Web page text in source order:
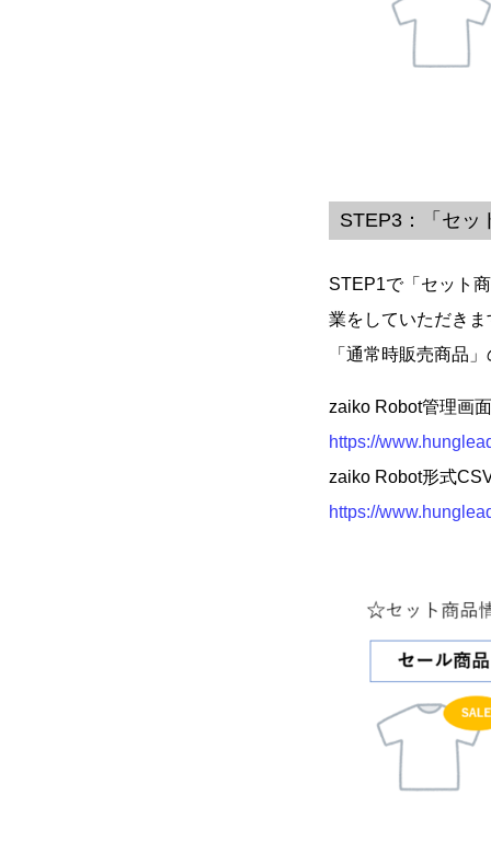
STEP3：「セッ
STEP1で「セット
業をしていただきま
「通常時販売商品
zaiko Robot管理画
https://
zaiko Robot形式
https://